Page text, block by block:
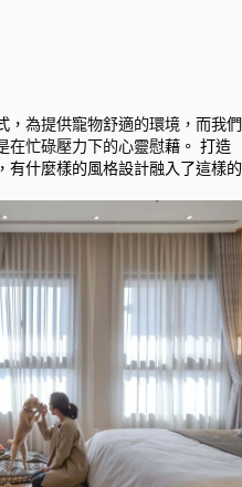
， 為提供寵物舒適的環境，而我們
在忙碌壓力下的心靈慰藉。 打造
有什麼樣的風格設計融入了這樣的